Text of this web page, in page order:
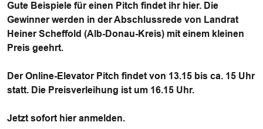
Gute Beispiele für einen Pitch findet ihr hier. Die
Gewinner werden in der Abschlussrede von Landrat
Heiner Scheffold (Alb-Donau-Kreis) mit einem kleinen
Preis geehrt.
Der Online-Elevator Pitch findet von 13.15 bis ca. 15 Uhr
statt. Die Preisverleihung ist um 16.15 Uhr.
Jetzt sofort hier anmelden.